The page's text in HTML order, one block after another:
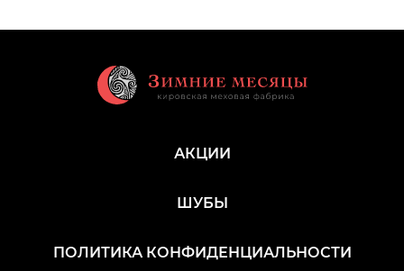
АКЦИИ
ШУБЫ
ПОЛИТИКА КОНФИДЕНЦИАЛЬНОСТИ